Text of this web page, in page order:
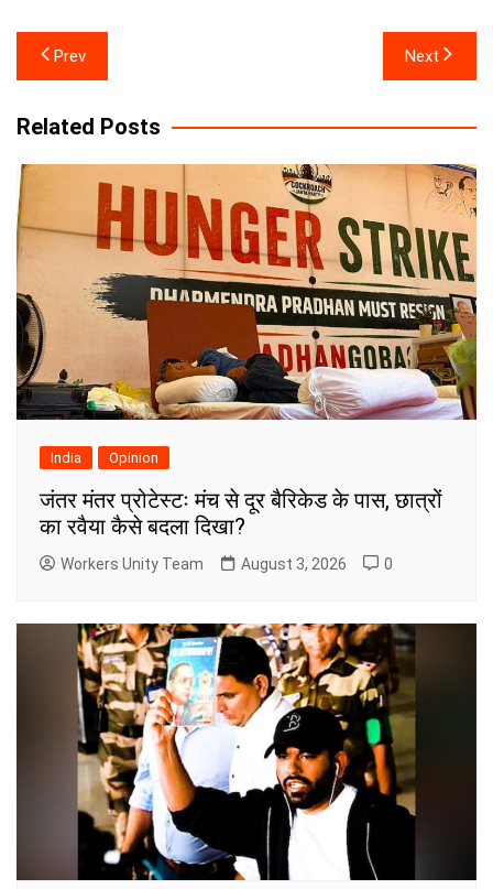
Post
navigation
Prev Next
Related Posts
India Opinion
जंतर मंतर प्रोटेस्टः मंच से दूर बैरिकेड के पास, छात्रों
का रवैया कैसे बदला दिखा?
Workers Unity Team August 3, 2026 0